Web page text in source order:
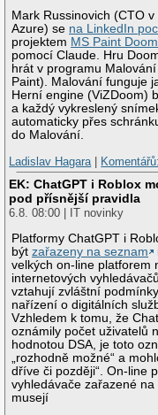
Mark Russinovich (CTO
Azure) se na LinkedIn
projektem MS Paint Doom
pomocí Claude. Hru
hrát v programu
Paint). Malování funguje
Herní engine (ViZDoom)
a každý vykreslený
automaticky přes
do Malování.
Ladislav Hagara
EK: ChatGPT i Roblox
pod přísnější pravidla
6.8. 08:00 | IT novinky
Platformy ChatGPT i
býtzařazeny na seznam
velkých on-line platforem
internetových
vztahují zvláštní
nařízení o digitálních
Vzhledem k tomu, že
oznámily počet uživatelů
hodnotou DSA, je toto
„rozhodně možné“ a
dříve či později“. On-line
vyhledávače zařazené na
musejí